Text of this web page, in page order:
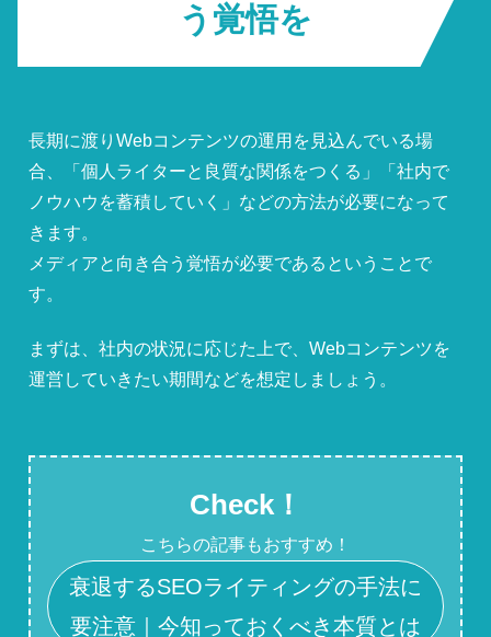
う覚悟を
長期に渡りWebコンテンツの運用を見込んでいる場
合、「個人ライターと良質な関係をつくる」「社内で
ノウハウを蓄積していく」などの方法が必要になって
きます。
メディアと向き合う覚悟が必要であるということで
す。
まずは、社内の状況に応じた上で、Webコンテンツを
運営していきたい期間などを想定しましょう。
Check！
こちらの記事もおすすめ！
衰退するSEOライティングの手法に
要注意｜今知っておくべき本質とは